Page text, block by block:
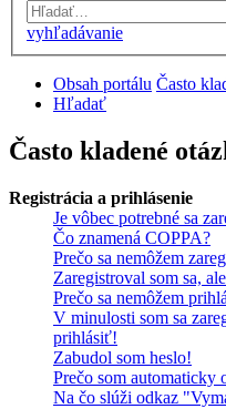
vyhľadávanie
Obsah portálu Často
Hľadať
Často kladené
Registrácia a prihlásenie
Je vôbec potrebné sa
Čo znamená COPPA?
Prečo sa nemôžem
Zaregistroval som sa,
Prečo sa nemôžem
V minulosti som sa
prihlásiť!
Zabudol som heslo!
Prečo som automaticky
Na čo slúži odkaz